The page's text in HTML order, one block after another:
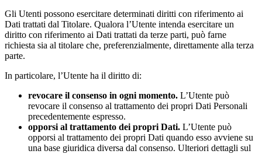
Gli Utenti possono esercitare determinati diritti con riferimento ai
Dati trattati dal Titolare. Qualora l’Utente intenda esercitare un
diritto con riferimento ai Dati trattati da terze parti, può farne
richiesta sia al titolare che, preferenzialmente, direttamente alla terza
parte.
In particolare, l’Utente ha il diritto di:
revocare il consenso in ogni momento. L’Utente può
revocare il consenso al trattamento dei propri Dati Personali
precedentemente espresso.
opporsi al trattamento dei propri Dati. L’Utente può
opporsi al trattamento dei propri Dati quando esso avviene su
una base giuridica diversa dal consenso. Ulteriori dettagli sul